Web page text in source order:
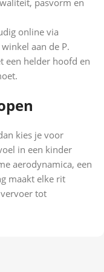
online via
aan de P.
een helder hoofd en
kies je voor
in een kinder
aerodynamica, een
maakt elke rit
tot